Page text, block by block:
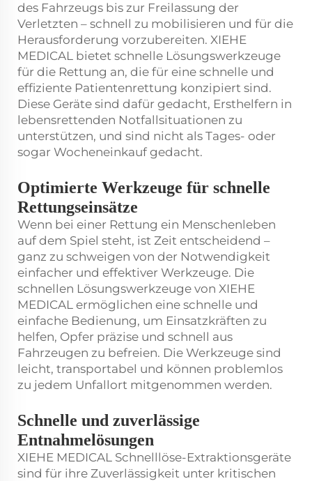
des Fahrzeugs bis zur Freilassung der
Verletzten – schnell zu mobilisieren und für die
Herausforderung vorzubereiten. XIEHE
MEDICAL bietet schnelle Lösungswerkzeuge
für die Rettung an, die für eine schnelle und
effiziente Patientenrettung konzipiert sind.
Diese Geräte sind dafür gedacht, Ersthelfern in
lebensrettenden Notfallsituationen zu
unterstützen, und sind nicht als Tages- oder
sogar Wocheneinkauf gedacht.
Optimierte Werkzeuge für schnelle
Rettungseinsätze
Wenn bei einer Rettung ein Menschenleben
auf dem Spiel steht, ist Zeit entscheidend –
ganz zu schweigen von der Notwendigkeit
einfacher und effektiver Werkzeuge. Die
schnellen Lösungswerkzeuge von XIEHE
MEDICAL ermöglichen eine schnelle und
einfache Bedienung, um Einsatzkräften zu
helfen, Opfer präzise und schnell aus
Fahrzeugen zu befreien. Die Werkzeuge sind
leicht, transportabel und können problemlos
zu jedem Unfallort mitgenommen werden.
Schnelle und zuverlässige
Entnahmelösungen
XIEHE MEDICAL Schnelllöse-Extraktionsgeräte
sind für ihre Zuverlässigkeit unter kritischen